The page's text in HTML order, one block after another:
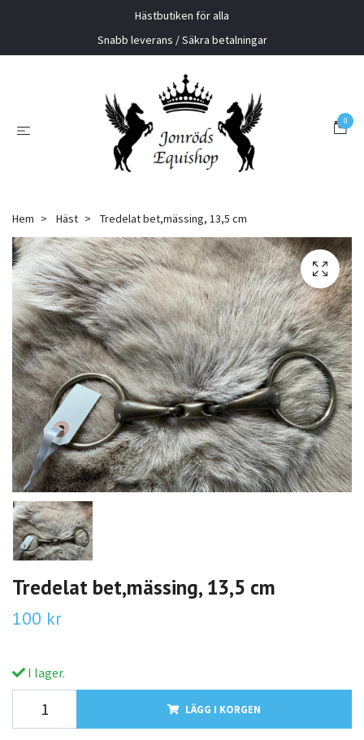
Hästbutiken för alla
Snabb leverans / Säkra betalningar
0
Hem Häst Tredelat bet,mässing, 13,5 cm
Tredelat bet,mässing, 13,5 cm
100 kr
I lager.
LÄGG I KORGEN